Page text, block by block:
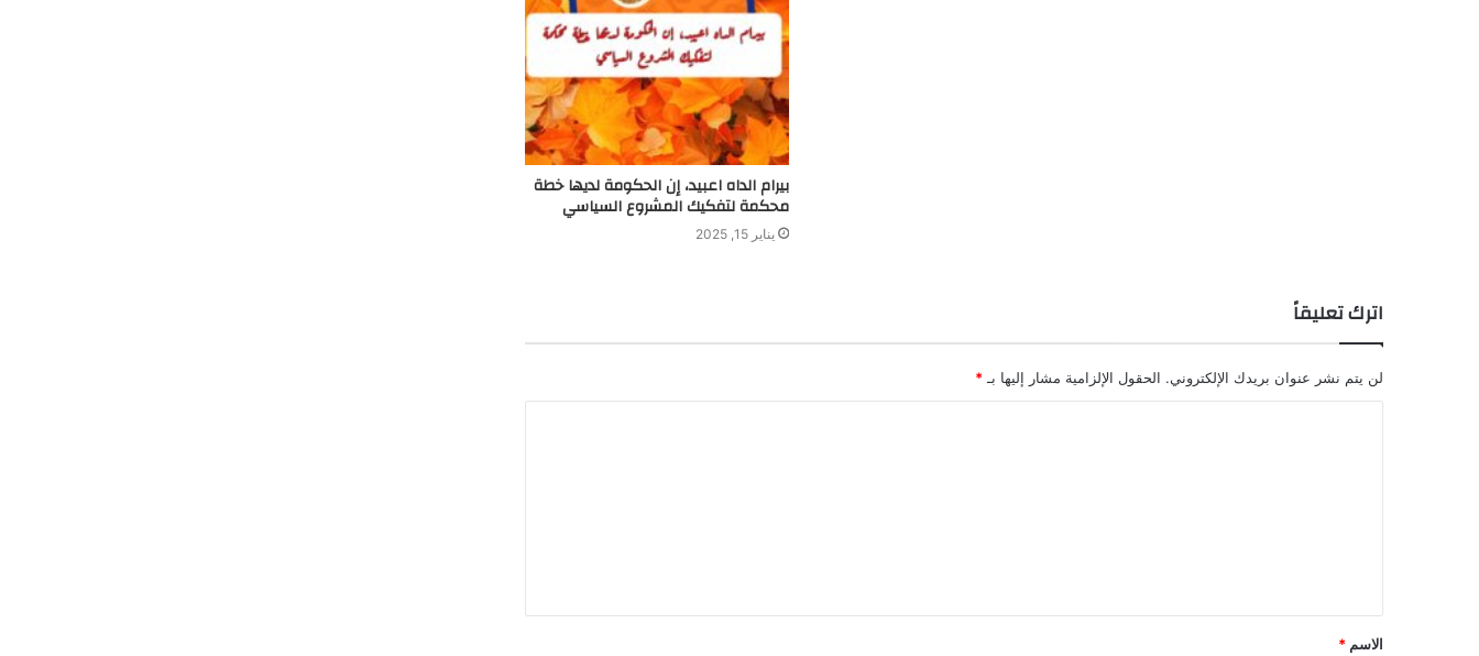
بيرام الداه اعبيد، إن الحكومة لديھا خطة
محكمة لتفكيك المشروع السياسي
يناير 15, 2025
اترك تعليقاً
لن يتم نشر عنوان بريدك الإلكتروني. الحقول الإلزامية مشار إليها بـ *
ق
*
الاسم *